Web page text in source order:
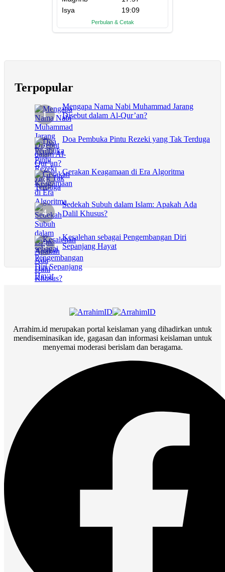
Terpopular
Mengapa Nama Nabi Muhammad Jarang
Disebut dalam Al-Qur’an?
Doa Pembuka Pintu Rezeki yang Tak Terduga
Gerakan Keagamaan di Era Algoritma
Sedekah Subuh dalam Islam: Apakah Ada
Dalil Khusus?
Kesalehan sebagai Pengembangan Diri
Sepanjang Hayat
Arrahim.id merupakan portal keislaman yang dihadirkan untuk
mendiseminasikan ide, gagasan dan informasi keislaman untuk
menyemai moderasi berislam dan beragama.